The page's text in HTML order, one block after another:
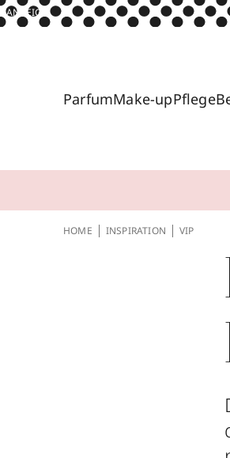
ANZEIGE
ParfumMake-upPflege
HOME INSPIRATION VIP